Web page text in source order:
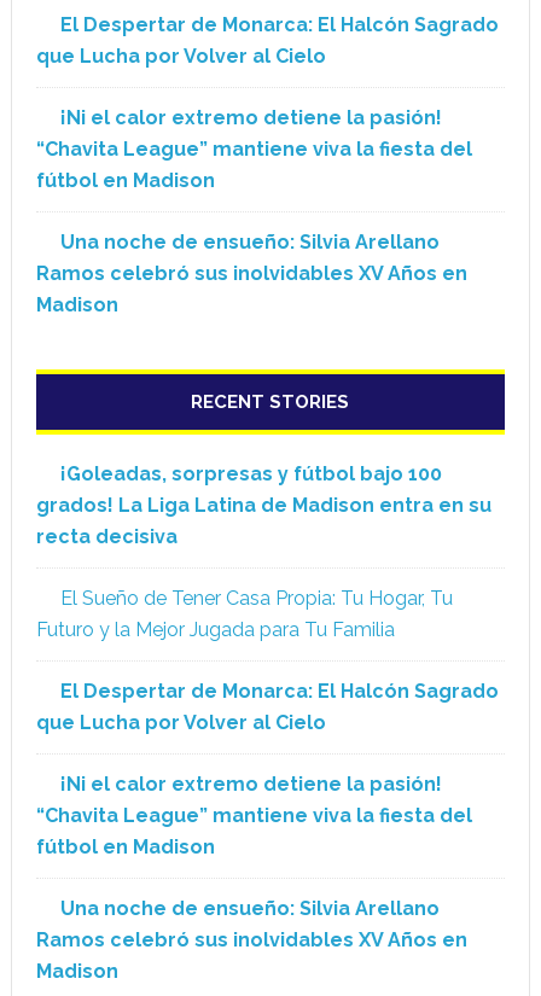
El Despertar de Monarca: El Halcón Sagrado
que Lucha por Volver al Cielo
¡Ni el calor extremo detiene la pasión!
“Chavita League” mantiene viva la fiesta del
fútbol en Madison
Una noche de ensueño: Silvia Arellano
Ramos celebró sus inolvidables XV Años en
Madison
RECENT STORIES
¡Goleadas, sorpresas y fútbol bajo 100
grados! La Liga Latina de Madison entra en su
recta decisiva
El Sueño de Tener Casa Propia: Tu Hogar, Tu
Futuro y la Mejor Jugada para Tu Familia
El Despertar de Monarca: El Halcón Sagrado
que Lucha por Volver al Cielo
¡Ni el calor extremo detiene la pasión!
“Chavita League” mantiene viva la fiesta del
fútbol en Madison
Una noche de ensueño: Silvia Arellano
Ramos celebró sus inolvidables XV Años en
Madison